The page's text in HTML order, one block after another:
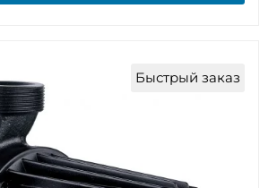
Быстрый заказ